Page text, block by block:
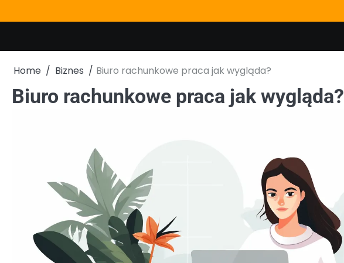
to
Home Biznes Biuro rachunkowe praca jak wygląda?
Biuro rachunkowe praca jak wygląda?